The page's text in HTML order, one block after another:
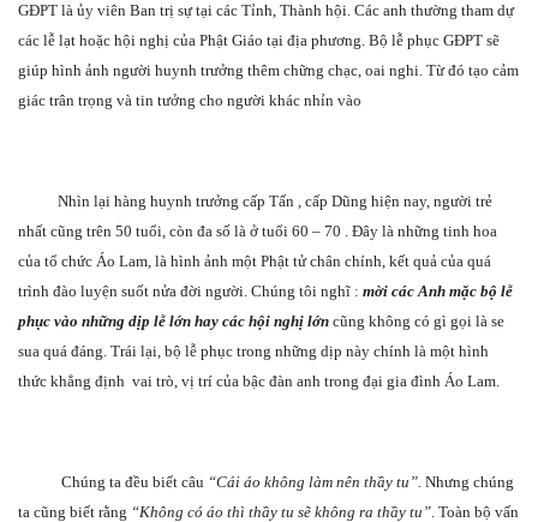
GĐPT là ủy viên Ban trị sự tại các Tỉnh, Thành hội. Các anh thường tham dự
các lễ lạt hoặc hội nghị của Phật Giáo tại địa phương. Bộ lễ phục GĐPT sẽ
giúp hình ảnh người huynh trưởng thêm chững chạc, oai nghi. Từ đó tạo cảm
giác trân trọng và tin tưởng cho người khác nhỉn vào
Nhìn lại hàng huynh trưởng cấp Tấn , cấp Dũng hiện nay, người trẻ
nhất cũng trên 50 tuổi, còn đa số là ở tuổi 60 – 70 . Đây là những tinh hoa
của tổ chức Áo Lam, là hình ảnh một Phật tử chân chính, kết quả của quá
trình đào luyện suốt nửa đời người. Chúng tôi nghĩ : mời các Anh mặc bộ lễ
phục vào những dịp lễ lớn hay các hội nghị lớn cũng không có gì gọi là se
sua quá đáng. Trái lại, bộ lễ phục trong những dịp này chính là một hình
thức khẳng định vai trò, vị trí của bậc đàn anh trong đại gia đình Áo Lam.
Chúng ta đều biết câu “Cái áo không làm nên thầy tu”. Nhưng chúng
ta cũng biết rằng “Không có áo thì thầy tu sẽ không ra thầy tu”. Toàn bộ vấn